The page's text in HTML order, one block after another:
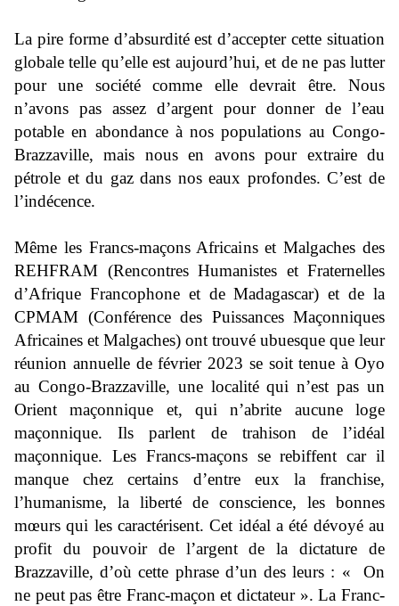
La pire forme d’absurdité est d’accepter cette situation
globale telle qu’elle est aujourd’hui, et de ne pas lutter
pour une société comme elle devrait être. Nous
n’avons pas assez d’argent pour donner de l’eau
potable en abondance à nos populations au Congo-
Brazzaville, mais nous en avons pour extraire du
pétrole et du gaz dans nos eaux profondes. C’est de
l’indécence.
Même les Francs-maçons Africains et Malgaches des
REHFRAM (Rencontres Humanistes et Fraternelles
d’Afrique Francophone et de Madagascar) et de la
CPMAM (Conférence des Puissances Maçonniques
Africaines et Malgaches) ont trouvé ubuesque que leur
réunion annuelle de février 2023 se soit tenue à Oyo
au Congo-Brazzaville, une localité qui n’est pas un
Orient maçonnique et, qui n’abrite aucune loge
maçonnique. Ils parlent de trahison de l’idéal
maçonnique. Les Francs-maçons se rebiffent car il
manque chez certains d’entre eux la franchise,
l’humanisme, la liberté de conscience, les bonnes
mœurs qui les caractérisent. Cet idéal a été dévoyé au
profit du pouvoir de l’argent de la dictature de
Brazzaville, d’où cette phrase d’un des leurs : « On
ne peut pas être Franc-maçon et dictateur ». La Franc-